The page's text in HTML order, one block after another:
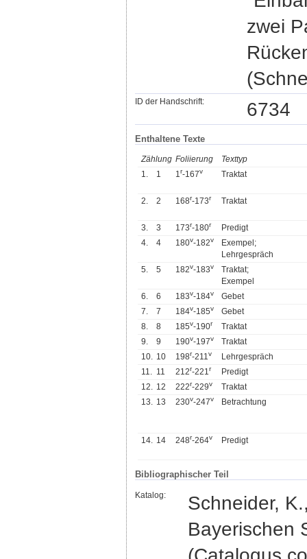
zwei
ID der Handschrift: 6734
Enthaltene Texte
Zählung Foliierung
Texttyp
1.
1 1r-167v Traktat
2. 2 168r-173r Traktat
3. 3 173r-180r
Predigt
4.
4 180v-182v
Exempel;
Lehrgespräch
5.
5 182v-183v
Traktat;
Exempel
6.
6 183v-184v
Gebet
7.
7 184v-185v
Gebet
8.
8 185v-190r
Traktat
9.
9 190v-197v
Traktat
10. 10 198r-211v
Lehrgespräch
11. 11 212r-221r
Predigt
12. 12 222r-229v
Traktat
13. 13 230v-247v Betrachtung
14. 14 248r-264v Predigt
Bibliographischer Teil
Katalog:
Schneider,
Bayerischen